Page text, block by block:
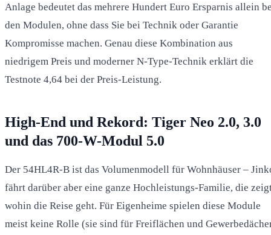
Anlage bedeutet das mehrere Hundert Euro Ersparnis allein
den Modulen, ohne dass Sie bei Technik oder Garantie
Kompromisse machen. Genau diese Kombination aus
niedrigem Preis und moderner N-Type-Technik erklärt die
Testnote 4,64 bei der Preis-Leistung.
High-End und Rekord: Tiger Neo 2.0, 3.0
und das 700-W-Modul 5.0
Der 54HL4R-B ist das Volumenmodell für Wohnhäuser –
fährt darüber aber eine ganze Hochleistungs-Familie, die
wohin die Reise geht. Für Eigenheime spielen diese Module
meist keine Rolle (sie sind für Freiflächen und